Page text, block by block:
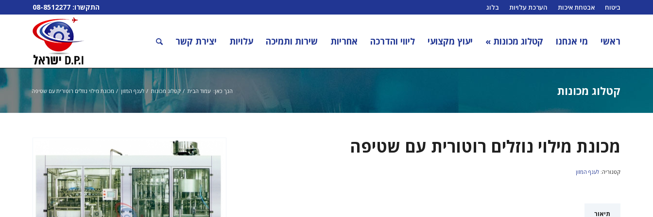
ביטוח אבטחת איכות הערכת עלויות בלוג התקשרו: 08-8512277
ראשי מי אנחנו קטלוג מכונות » יעוץ מקצועי ליווי והדרכה אחריות שירות ותמיכה עלויות יצירת קשר
קטלוג מכונות הנך כאן: עמוד הבית / קטלוג מכונות / לענף המזון / מכונת מילוי נוזלים רוטורית עם שטיפה
מכונת מילוי נוזלים רוטורית עם שטיפה
קטגוריה: לענף המזון
תיאור